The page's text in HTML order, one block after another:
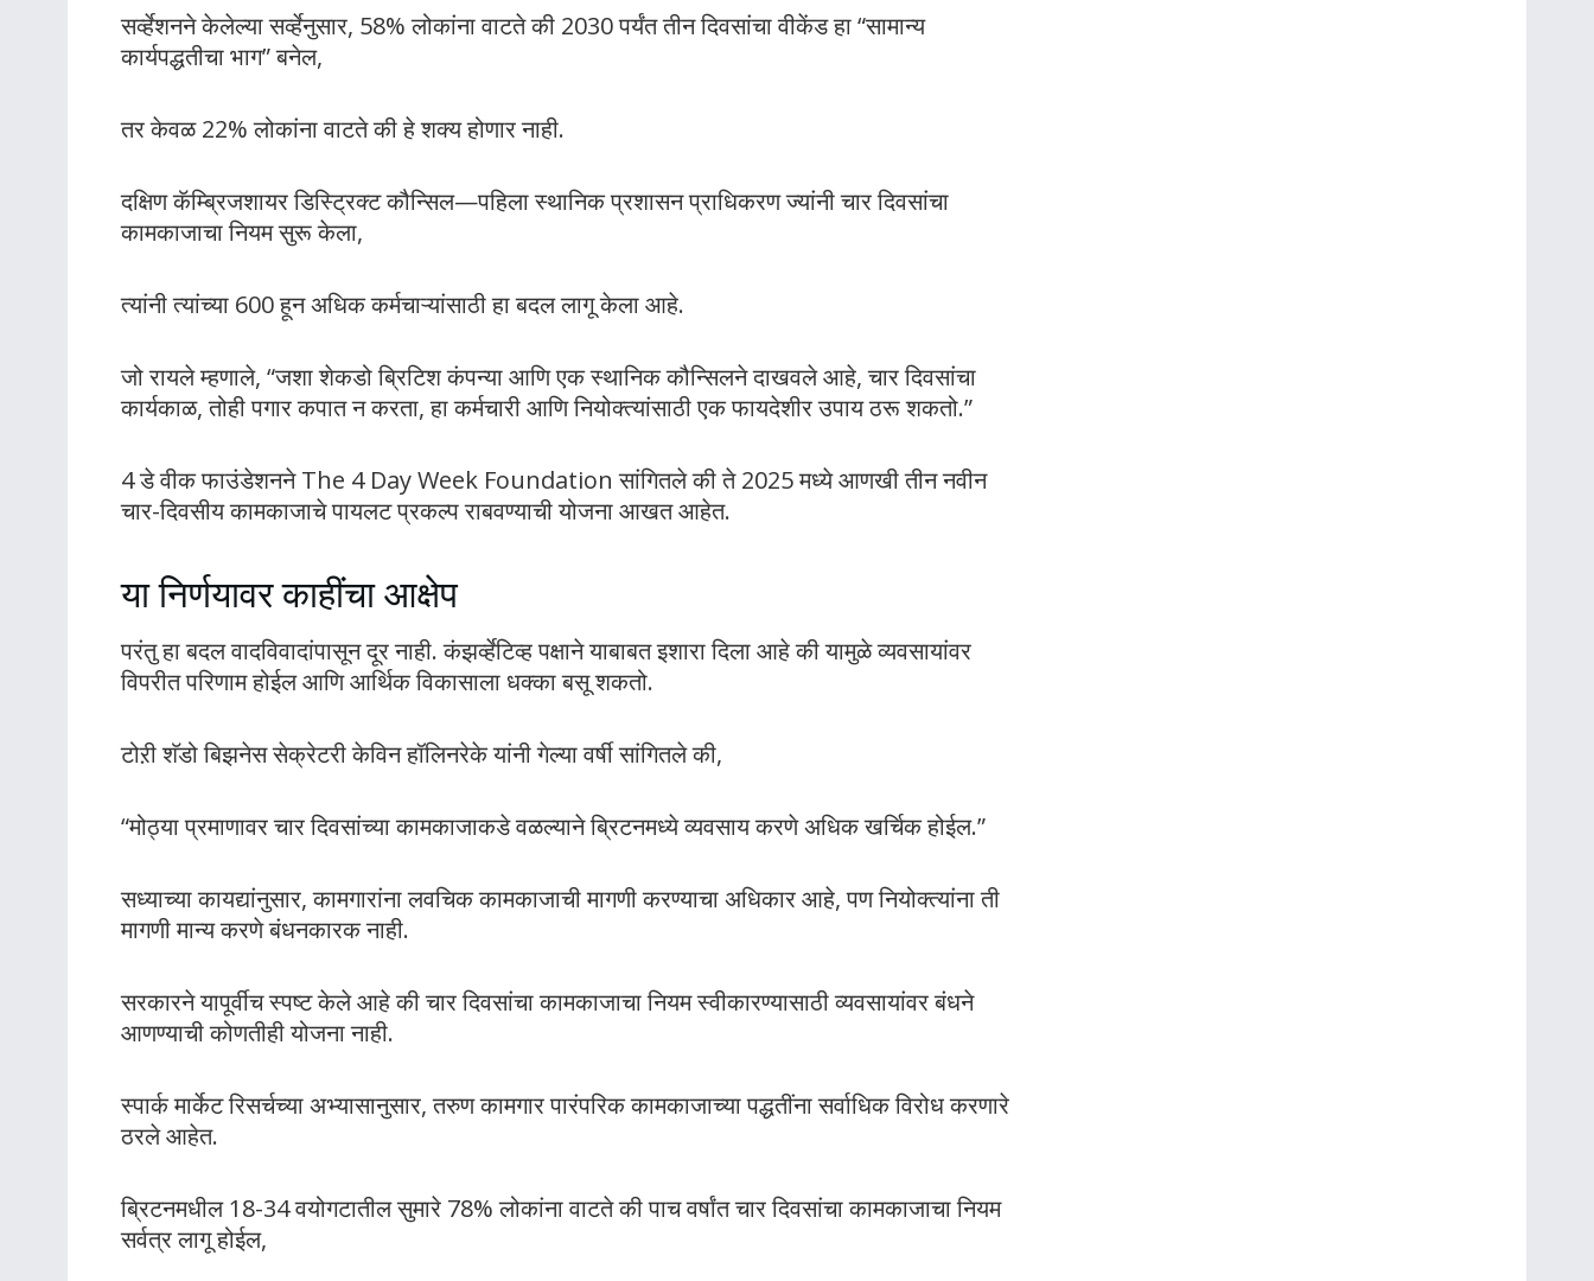
सर्व्हेशनने केलेल्या सर्व्हेनुसार, 58% लोकांना वाटते की 2030 पर्यंत तीन दिवसांचा वीकेंड हा “सामान्य
कार्यपद्धतीचा भाग” बनेल,
तर केवळ 22% लोकांना वाटते की हे शक्य होणार नाही.
दक्षिण कॅम्ब्रिजशायर डिस्ट्रिक्ट कौन्सिल—पहिला स्थानिक प्रशासन प्राधिकरण ज्यांनी चार दिवसांचा
कामकाजाचा नियम सुरू केला,
त्यांनी त्यांच्या 600 हून अधिक कर्मचाऱ्यांसाठी हा बदल लागू केला आहे.
जो रायले म्हणाले, “जशा शेकडो ब्रिटिश कंपन्या आणि एक स्थानिक कौन्सिलने दाखवले आहे, चार दिवसांचा
कार्यकाळ, तोही पगार कपात न करता, हा कर्मचारी आणि नियोक्त्यांसाठी एक फायदेशीर उपाय ठरू शकतो.”
4 डे वीक फाउंडेशनने The 4 Day Week Foundation सांगितले की ते 2025 मध्ये आणखी तीन नवीन
चार-दिवसीय कामकाजाचे पायलट प्रकल्प राबवण्याची योजना आखत आहेत.
या निर्णयावर काहींचा आक्षेप
परंतु हा बदल वादविवादांपासून दूर नाही. कंझर्व्हेटिव्ह पक्षाने याबाबत इशारा दिला आहे की यामुळे व्यवसायांवर
विपरीत परिणाम होईल आणि आर्थिक विकासाला धक्का बसू शकतो.
टोऱी शॅडो बिझनेस सेक्रेटरी केविन हॉलिनरेके यांनी गेल्या वर्षी सांगितले की,
“मोठ्या प्रमाणावर चार दिवसांच्या कामकाजाकडे वळल्याने ब्रिटनमध्ये व्यवसाय करणे अधिक खर्चिक होईल.”
सध्याच्या कायद्यांनुसार, कामगारांना लवचिक कामकाजाची मागणी करण्याचा अधिकार आहे, पण नियोक्त्यांना ती
मागणी मान्य करणे बंधनकारक नाही.
सरकारने यापूर्वीच स्पष्ट केले आहे की चार दिवसांचा कामकाजाचा नियम स्वीकारण्यासाठी व्यवसायांवर बंधने
आणण्याची कोणतीही योजना नाही.
स्पार्क मार्केट रिसर्चच्या अभ्यासानुसार, तरुण कामगार पारंपरिक कामकाजाच्या पद्धतींना सर्वाधिक विरोध करणारे
ठरले आहेत.
ब्रिटनमधील 18-34 वयोगटातील सुमारे 78% लोकांना वाटते की पाच वर्षांत चार दिवसांचा कामकाजाचा नियम
सर्वत्र लागू होईल,